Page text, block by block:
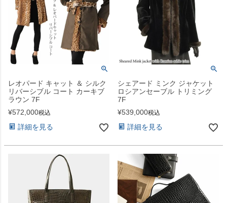
レオパード キャット ＆ シルク
リバーシブル コート カーキブ
ラウン 7F
¥572,000税込
詳細を見る
シェアード ミンク ジャケット
ロシアンセーブル トリミング
7F
¥539,000税込
詳細を見る